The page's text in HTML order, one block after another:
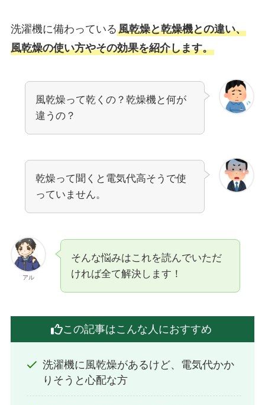
洗濯機に備わっている風乾燥と乾燥機との違い、
風乾燥の使い方やその効果を紹介します。
風乾燥って乾くの？乾燥機と何が
違うの？
乾燥って聞くと電気代高そうで使
っていません。
アル
そんな悩みはこれを読んでいただ
ければ全て解決します！
この記事はこんな人におすすめ
洗濯機に風乾燥があるけど、電気代かか
りそうと心配な方